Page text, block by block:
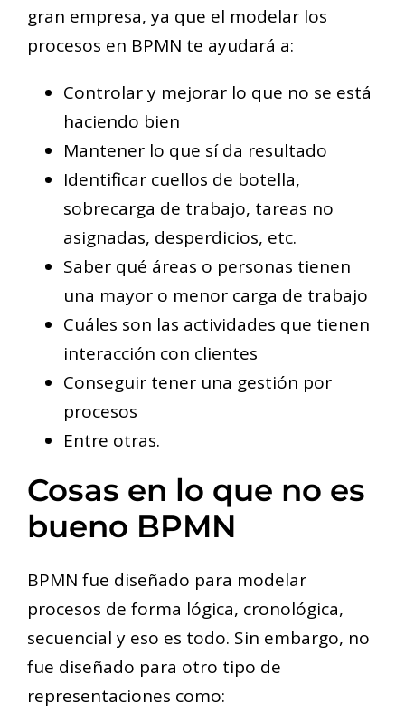
gran empresa, ya que el modelar los
procesos en BPMN te ayudará a:
Controlar y mejorar lo que no se está
haciendo bien
Mantener lo que sí da resultado
Identificar cuellos de botella,
sobrecarga de trabajo, tareas no
asignadas, desperdicios, etc.
Saber qué áreas o personas tienen
una mayor o menor carga de trabajo
Cuáles son las actividades que tienen
interacción con clientes
Conseguir tener una gestión por
procesos
Entre otras.
Cosas en lo que no es
bueno BPMN
BPMN fue diseñado para modelar
procesos de forma lógica, cronológica,
secuencial y eso es todo. Sin embargo, no
fue diseñado para otro tipo de
representaciones como: